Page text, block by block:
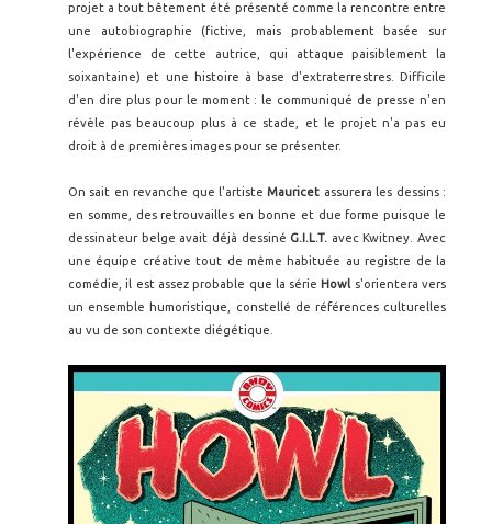
projet a tout bêtement été présenté comme la rencontre entre
une autobiographie (fictive, mais probablement basée sur
l'expérience de cette autrice, qui attaque paisiblement la
soixantaine) et une histoire à base d'extraterrestres. Difficile
d'en dire plus pour le moment : le communiqué de presse n'en
révèle pas beaucoup plus à ce stade, et le projet n'a pas eu
droit à de premières images pour se présenter.
On sait en revanche que l'artisteMauricet assurera les dessins :
en somme, des retrouvailles en bonne et due forme puisque le
dessinateur belge avait déjà dessiné G.I.L.T. avec Kwitney. Avec
une équipe créative tout de même habituée au registre de la
comédie, il est assez probable que la série Howl s'orientera vers
un ensemble humoristique, constellé de références culturelles
au vu de son contexte diégétique.